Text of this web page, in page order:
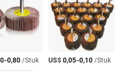
-0,80/Stuk US$0,05-0,10/Stuk